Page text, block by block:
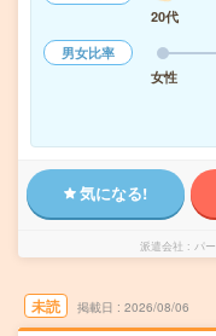
20代
男女比率
女性
気になる!
派遣会社 パ
未読 掲載日 2026/08/06